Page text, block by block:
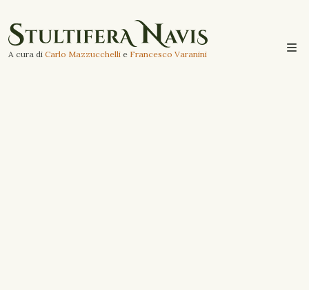
A cura di Carlo Mazzucchelli e Francesco Varanini